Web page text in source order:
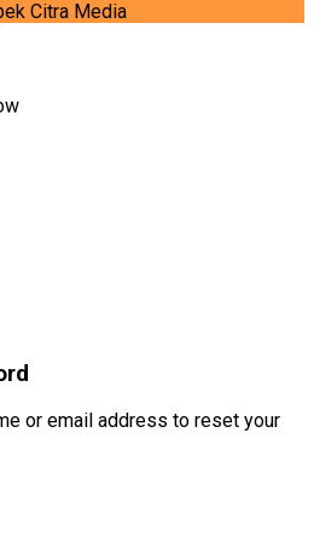
Citra Media
or email address to reset your